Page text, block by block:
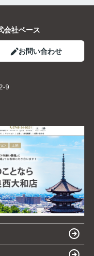
社ベース
お問い合わせ
9